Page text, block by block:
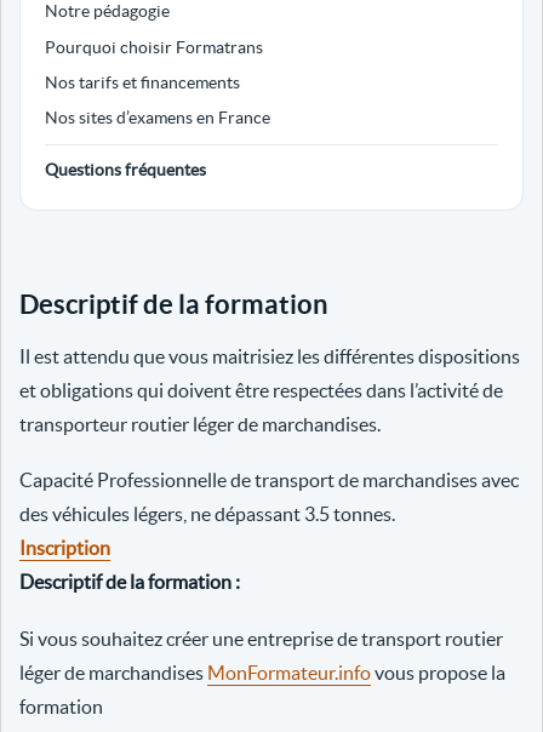
Notre pédagogie
Pourquoi choisir Formatrans
Nos tarifs et financements
Nos sites d’examens en France
Questions fréquentes
Descriptif de la formation
Il est attendu que vous maitrisiez les différentes dispositions
et obligations qui doivent être respectées dans l’activité de
transporteur routier léger de marchandises.
Capacité Professionnelle de transport de marchandises avec
des véhicules légers, ne dépassant 3.5 tonnes.
Inscription
Descriptif de la formation :
Si vous souhaitez créer une entreprise de transport routier
léger de marchandises MonFormateur.infovous propose la
formation